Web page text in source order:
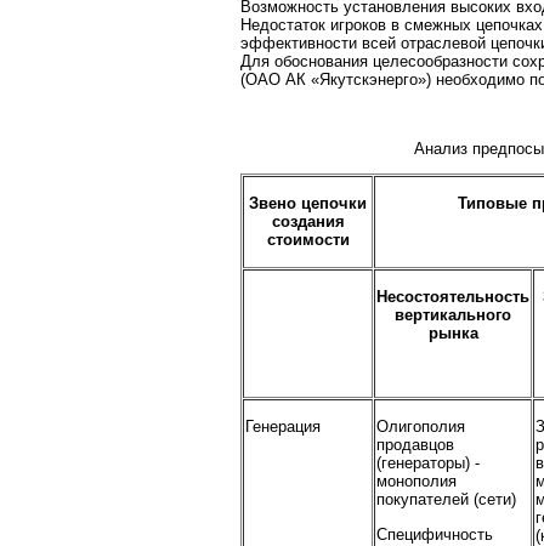
Возможность установления высоких
Недостаток игроков в смежных
эффективности всей отраслевой
Для обоснования целесообразности
(ОАО АК «Якутскэнерго») необходимо
Анализ
Звено цепочки
создания
стоимости
Типовые
Несостоятельность
вертикального
рынка
Генерация
Олигополия
продавцов
(генераторы) -
монополия
покупателей (сети)
Специфичность